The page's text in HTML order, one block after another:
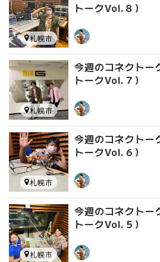
トークVol.８）
札幌市
今週のコネクト
トークVol.７）
札幌市
今週のコネクト
トークVol.６）
札幌市
今週のコネクト
トークVol.５）
札幌市